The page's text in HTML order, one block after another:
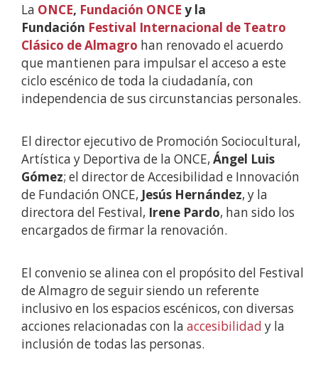
La ONCE, Fundación ONCE y la
Fundación Festival Internacional de Teatro
Clásico de Almagro han renovado el acuerdo
que mantienen para impulsar el acceso a este
ciclo escénico de toda la ciudadanía, con
independencia de sus circunstancias personales.
El director ejecutivo de Promoción Sociocultural,
Artística y Deportiva de la ONCE, Ángel Luis
Gómez; el director de Accesibilidad e Innovación
de Fundación ONCE, Jesús Hernández, y la
directora del Festival, Irene Pardo, han sido los
encargados de firmar la renovación.
El convenio se alinea con el propósito del Festival
de Almagro de seguir siendo un referente
inclusivo en los espacios escénicos, con diversas
acciones relacionadas con la accesibilidad y la
inclusión de todas las personas.